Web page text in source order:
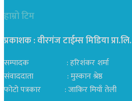
हाम्रो टिम
प्रकाशक : वीरगंज टाईम्स मिडिया प्रा‍.लि.
सम्पादक : हरिशंकर शर्मा
संवाददाता : मुस्कान श्रेष्ठ
फोटो पत्रकार : जाकिर मियाँ तेली